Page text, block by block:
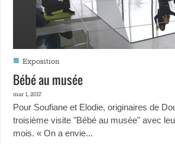
■ Exposition
Bébé au musée
mar 1, 2017
Pour Soufiane et Elodie, originaires de
troisième visite "Bébé au musée" avec
mois. « On a envie...